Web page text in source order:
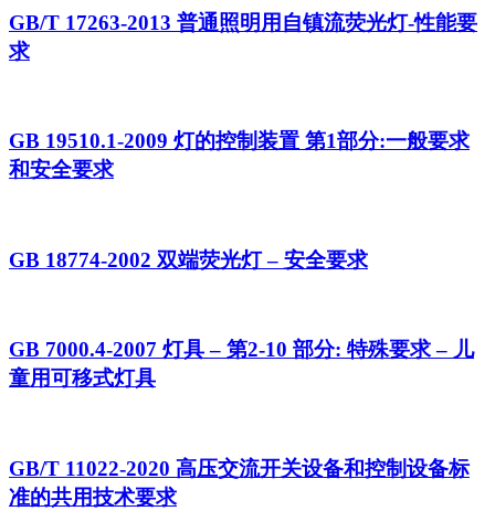
GB/T 17263-2013 普通照明用自镇流荧光灯-性能要
求
GB 19510.1-2009 灯的控制装置 第1部分:一般要求
和安全要求
GB 18774-2002 双端荧光灯 – 安全要求
GB 7000.4-2007 灯具 – 第2-10 部分: 特殊要求 – 儿
童用可移式灯具
GB/T 11022-2020 高压交流开关设备和控制设备标
准的共用技术要求